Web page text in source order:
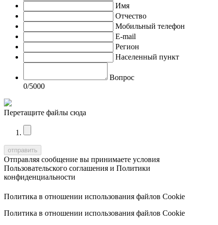
Имя
Отчество
Мобильный телефон
E-mail
Регион
Населенный пункт
Вопрос
0/5000
Перетащите файлы сюда
Отправляя сообщение вы принимаете условия
Пользовательского соглашения и Политики
конфиденциальности
Политика в отношении использования файлов Cookie
Политика в отношении использования файлов Cookie